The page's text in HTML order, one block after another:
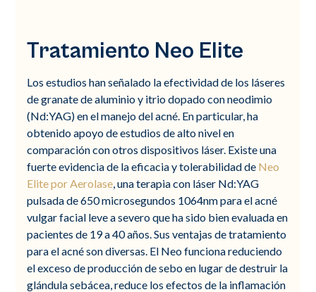
Tratamiento Neo Elite
Los estudios han señalado la efectividad de los láseres
de granate de aluminio y itrio dopado con neodimio
(Nd:YAG) en el manejo del acné. En particular, ha
obtenido apoyo de estudios de alto nivel en
comparación con otros dispositivos láser. Existe una
fuerte evidencia de la eficacia y tolerabilidad de Neo
Elite por Aerolase, una terapia con láser Nd:YAG
pulsada de 650 microsegundos 1064nm para el acné
vulgar facial leve a severo que ha sido bien evaluada en
pacientes de 19 a 40 años. Sus ventajas de tratamiento
para el acné son diversas. El Neo funciona reduciendo
el exceso de producción de sebo en lugar de destruir la
glándula sebácea, reduce los efectos de la inflamación